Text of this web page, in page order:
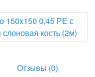
Отзывы (0)